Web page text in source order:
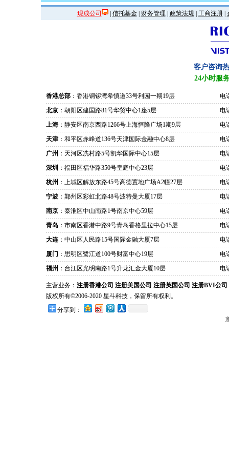
现成公司 | 信托基金| 财务管理 政策法规| 工商注册|
客户咨询
24小时服
香港总部 ：香港铜锣湾希慎道33号利园一期19层
电
北京 ：朝阳区建国路81号华贸中心1座5层
电
上海 ：静安区南京西路1266号上海恒隆广场1期9层
电
天津 ：和平区赤峰道136号天津国际金融中心8层
电
广州 ：天河区冼村路5号凯华国际中心15层
电
深圳 ：福田区福华路350号皇庭中心23层
电
杭州 ：上城区解放东路45号高德置地广场A2幢27层
电
宁波 ：鄞州区彩虹北路48号波特曼大厦17层
电
南京 ：秦淮区中山南路1号南京中心59层
电
青岛 ：市南区香港中路9号青岛香格里拉中心15层
电
大连 ：中山区人民路15号国际金融大厦7层
电
厦门 ：思明区鹭江道100号财富中心19层
电
福州 ：台江区光明南路1号升龙汇金大厦10层 电
主营业务： 注册香港公司 注册美国公司 注册英国公司 注册BVI公司
版权所有©2006-2020 星斗科技，保留所有权利。
分享到：